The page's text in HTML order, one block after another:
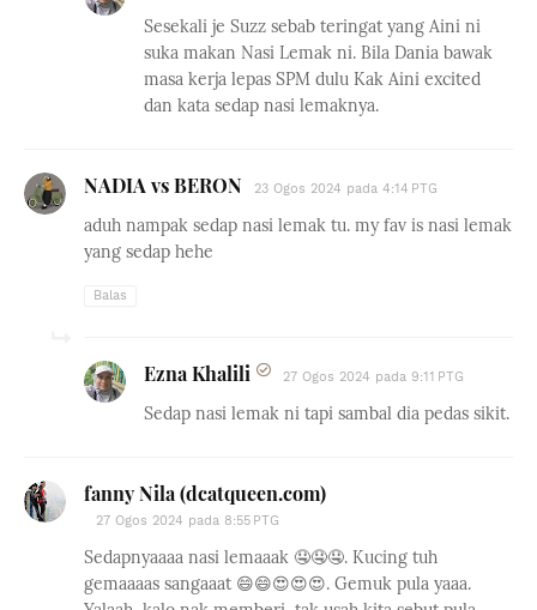
Sesekali je Suzz sebab teringat yang Aini ni
suka makan Nasi Lemak ni. Bila Dania bawak
masa kerja lepas SPM dulu Kak Aini excited
dan kata sedap nasi lemaknya.
NADIA vs BERON 23 Ogos 2024 pada 4:14 PTG
aduh nampak sedap nasi lemak tu. my fav is nasi lemak
yang sedap hehe
Balas
Ezna Khalili 27 Ogos 2024 pada 9:11 PTG
Sedap nasi lemak ni tapi sambal dia pedas sikit.
fanny Nila (dcatqueen.com)
27 Ogos 2024 pada 8:55 PTG
Sedapnyaaaa nasi lemaaak 🤤🤤🤤. Kucing tuh
gemaaaas sangaaat 😄😄😍😍😍. Gemuk pula yaaa.